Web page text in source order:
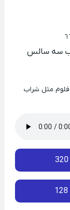
سه سالس
مثل شراب